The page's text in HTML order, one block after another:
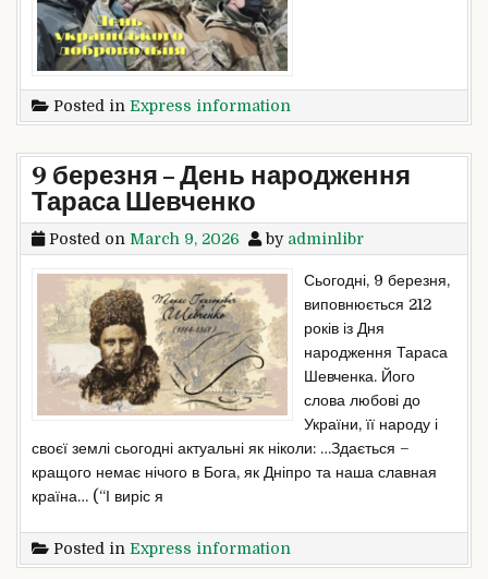
Posted in Express information
9 березня – День народження
Тараса Шевченко
Posted on March 9, 2026 by adminlibr
Сьогодні, 9 березня,
виповнюється 212
років із Дня
народження Тараса
Шевченка. Його
слова любові до
України, її народу і
своєї землі сьогодні актуальні як ніколи: …Здається –
кращого немає нічого в Бога, як Дніпро та наша славная
країна… (“І виріс я
Posted in Express information